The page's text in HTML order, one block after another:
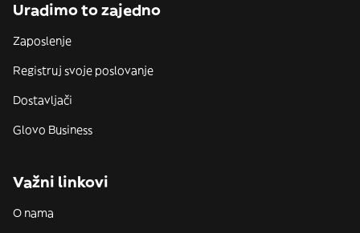
Uradimo to zajedno
Zaposlenje
Registruj svoje poslovanje
Dostavljači
Glovo Business
Važni linkovi
O nama